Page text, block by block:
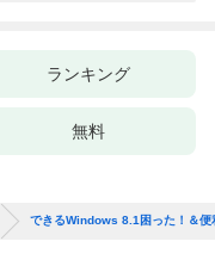
ランキング
無料
できるWindows 8.1困った！＆